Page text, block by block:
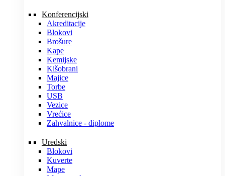
Konferencijski
Akreditacije
Blokovi
Brošure
Kape
Kemijske
Kišobrani
Majice
Torbe
USB
Vezice
Vrećice
Zahvalnice - diplome
Uredski
Blokovi
Kuverte
Mape